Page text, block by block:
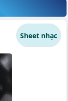
Sheet nhạc